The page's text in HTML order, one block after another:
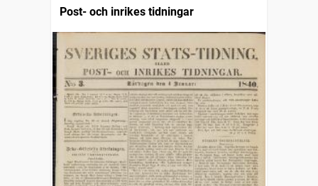
Post- och inrikes tidningar